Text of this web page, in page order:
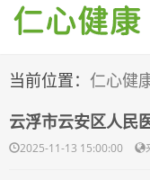
当前位置： 仁心健
云浮市云安区人民
2025-11-13 15:00:00